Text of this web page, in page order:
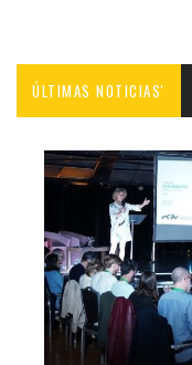
ÚLTIMAS NOTICIAS'